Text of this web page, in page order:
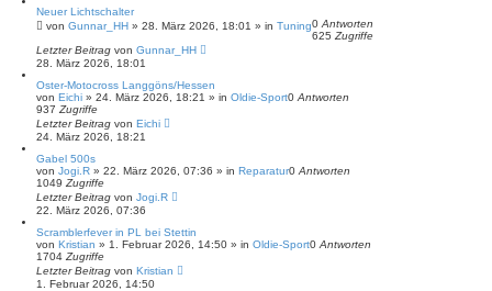
Neuer Lichtschalter
von Gunnar_HH » 28. März 2026, 18:01 » in Tuning0 Antworten
625 Zugriffe
Letzter Beitrag von Gunnar_HH
28. März 2026, 18:01
Oster-Motocross Langgöns/Hessen
von Eichi » 24. März 2026, 18:21 » in Oldie-Sport0 Antworten
937 Zugriffe
Letzter Beitrag von Eichi
24. März 2026, 18:21
Gabel 500s
von Jogi.R » 22. März 2026, 07:36 » in Reparatur0 Antworten
1049 Zugriffe
Letzter Beitrag von Jogi.R
22. März 2026, 07:36
Scramblerfever in PL bei Stettin
von Kristian » 1. Februar 2026, 14:50 » in Oldie-Sport0 Antworten
1704 Zugriffe
Letzter Beitrag von Kristian
1. Februar 2026, 14:50